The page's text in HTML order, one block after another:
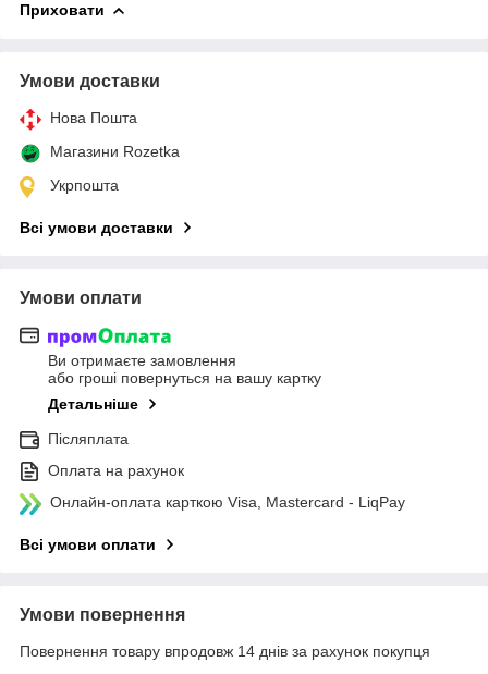
Приховати
Умови доставки
Нова Пошта
Магазини Rozetka
Укрпошта
Всі умови доставки
Умови оплати
Ви отримаєте замовлення
або гроші повернуться на вашу картку
Детальніше
Післяплата
Оплата на рахунок
Онлайн-оплата карткою Visa, Mastercard - LiqPay
Всі умови оплати
Умови повернення
Повернення товару впродовж 14 днів за рахунок покупця